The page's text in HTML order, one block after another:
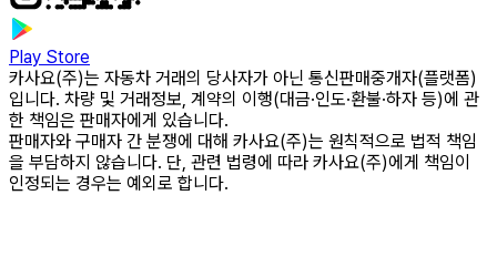
Play Store
카사요(주)는 자동차 거래의 당사자가 아닌 통신판매중개자(플랫폼)
입니다. 차량 및 거래정보, 계약의 이행(대금·인도·환불·하자 등)에 관
한 책임은 판매자에게 있습니다.
판매자와 구매자 간 분쟁에 대해 카사요(주)는 원칙적으로 법적 책임
을 부담하지 않습니다. 단, 관련 법령에 따라 카사요(주)에게 책임이
인정되는 경우는 예외로 합니다.